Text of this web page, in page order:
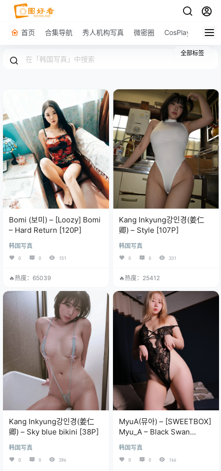
首页 合集导航 秀人机构写真 微密圈 CosPlay 原图
全部标签
Bomi (보미) – [Loozy] Bomi
– Hard Return [120P]
韩国写真
0 0 151
🔥热度：65039
Kang Inkyung강인경(姜仁
卿) – Style [107P]
韩国写真
0 0 331
🔥热度：25412
Kang Inkyung강인경(姜仁
卿) – Sky blue bikini [38P]
韩国写真
0 0 386
MyuA(뮤아) – [SWEETBOX]
Myu_A – Black Swan
韩国写真
0 0 166